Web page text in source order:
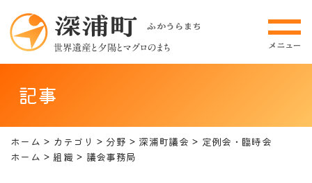
記事
ホーム カテゴリ 分野 深浦町議会
定例会・臨時会
ホーム
組織 議会事務局